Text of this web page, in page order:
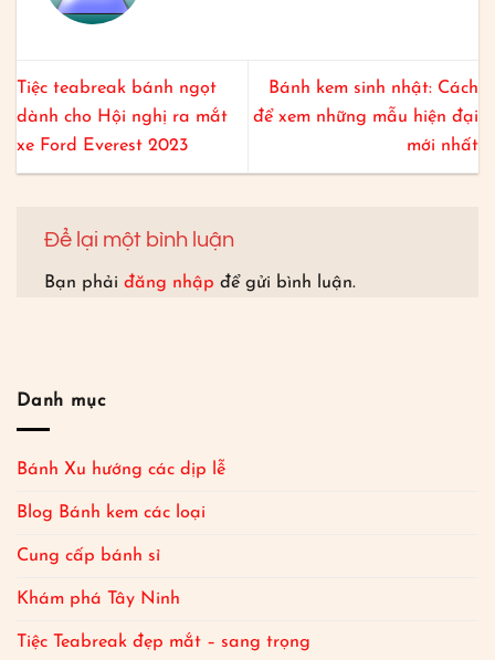
Tiệc teabreak bánh ngọt
dành cho Hội nghị ra mắt
xe Ford Everest 2023
Bánh kem sinh nhật: Cách
để xem những mẫu hiện đại
mới nhất
Để lại một bình luận
Bạn phải đăng nhập để gửi bình luận.
Danh mục
Bánh Xu hướng các dịp lễ
Blog Bánh kem các loại
Cung cấp bánh sỉ
Khám phá Tây Ninh
Tiệc Teabreak đẹp mắt – sang trọng